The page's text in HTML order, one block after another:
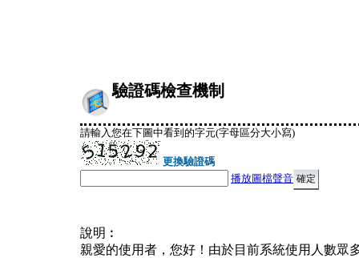
驗證碼檢查機制
請輸入您在下圖中看到的字元(字母區分大小寫)
更換驗證碼
播放圖檔聲音
說明︰
親愛的使用者，您好！由於目前系統使用人數眾